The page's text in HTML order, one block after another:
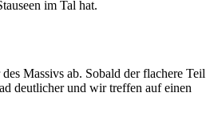
im Tal hat.
Massivs ab. Sobald der flachere Teil
deutlicher und wir treffen auf einen